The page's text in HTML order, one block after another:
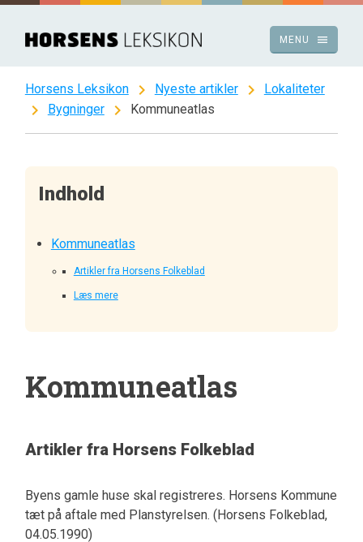
Spring
indhold
menu
MENU
Horsens Leksikon chevron_right Nyeste artikler chevron_right Lokaliteter
chevron_right Bygninger chevron_right Kommuneatlas
Indhold
Kommuneatlas
Artikler fra Horsens Folkeblad
Læs mere
Kommuneatlas
Artikler fra Horsens Folkeblad
Byens gamle huse skal registreres. Horsens Kommune
tæt på aftale med Planstyrelsen. (Horsens Folkeblad,
04.05.1990)